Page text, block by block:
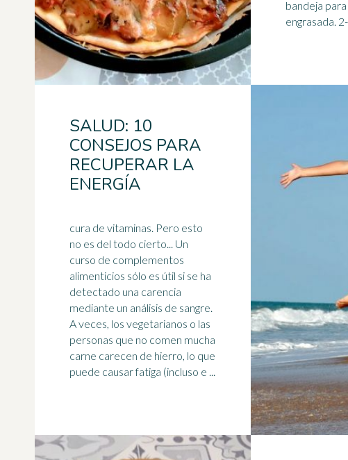
bandeja
SALUD: 10
CONSEJOS PARA
RECUPERAR LA
ENERGÍA
cura de vitaminas. Pero esto
no es del todo cierto... Un
curso de complementos
alimenticios sólo es útil si se ha
detectado una carencia
mediante un análisis de sangre.
A veces, los vegetarianos o las
personas que no comen mucha
carne carecen de hierro, lo que
puede causar fatiga (incluso e ...